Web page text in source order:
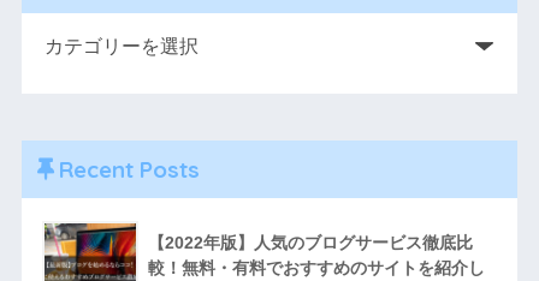
Recent Posts
【2022年版】人気のブログサービス徹底比
較！無料・有料でおすすめのサイトを紹介し